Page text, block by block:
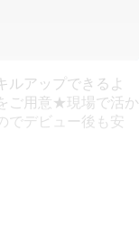
ルアップできるよ
ご用意★現場で活か
でデビュー後も安